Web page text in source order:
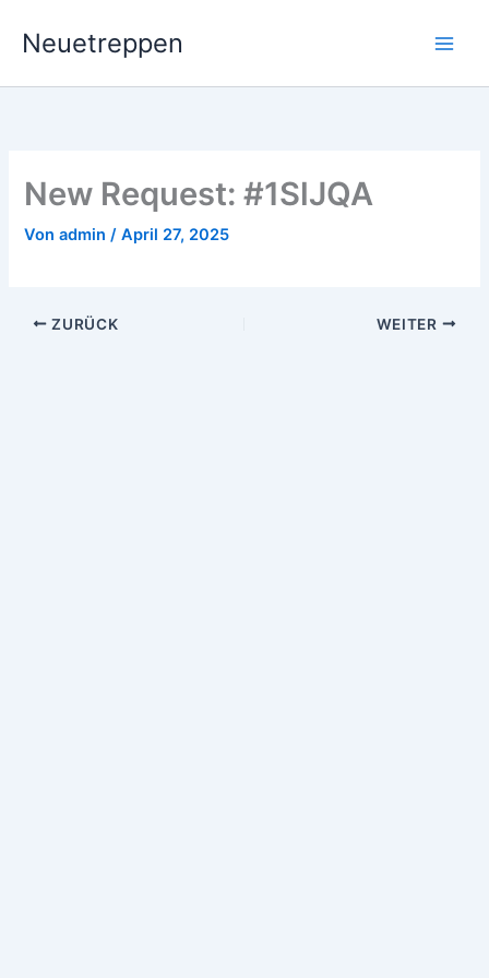
InhaltNeuetreppen
New Request: #1SlJQA
Vonadmin/April 27, 2025
ZURÜCK WEITER